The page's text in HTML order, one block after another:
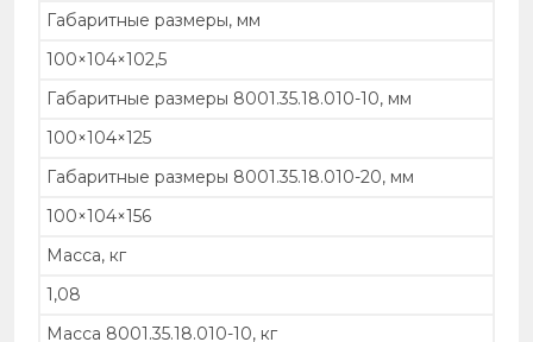
Габаритные размеры, мм
100×104×102,5
Габаритные размеры 8001.35.18.010-10, мм
100×104×125
Габаритные размеры 8001.35.18.010-20, мм
100×104×156
Масса, кг
1,08
Масса 8001.35.18.010-10, кг